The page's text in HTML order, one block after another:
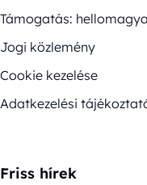
Támogatás:
Jogi közlemény
Cookie kezelése
Adatkezelési
Friss hírek